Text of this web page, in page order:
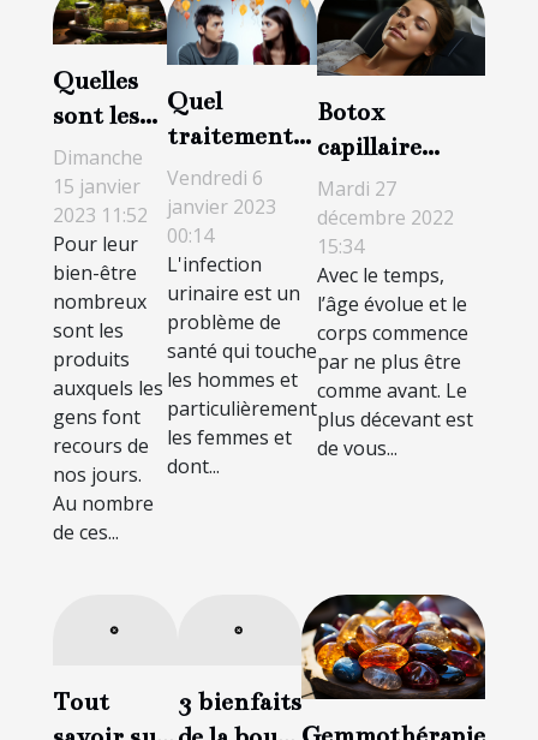
Quelles
sont les
aubaines
du CBD ?
Dimanche
15 janvier
2023 11:52
Pour leur
bien-être
nombreux
sont les
produits
auxquels les
gens font
recours de
nos jours.
Au nombre
de ces...
Quel
traitement
contre une
infection
urinaire ?
Vendredi 6
janvier 2023
00:14
L'infection
urinaire est un
problème de
santé qui touche
les hommes et
particulièrement
les femmes et
dont...
Botox
capillaire
professionnel :
quels sont ses
avantages ?
Mardi 27
décembre 2022
15:34
Avec le temps,
l’âge évolue et le
corps commence
par ne plus être
comme avant. Le
plus décevant est
de vous...
Tout
3 bienfaits